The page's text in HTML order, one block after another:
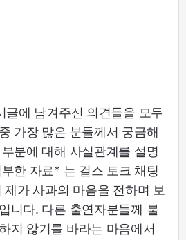
글에 남겨주신 의견들을 모두
가장 많은 분들께서 궁금해
분에 대해 사실관계를 설명
한 자료* 는 걸스 토크 채팅
제가 사과의 마음을 전하며 보
니다. 다른 출연자분들께 불
지 않기를 바라는 마음에서